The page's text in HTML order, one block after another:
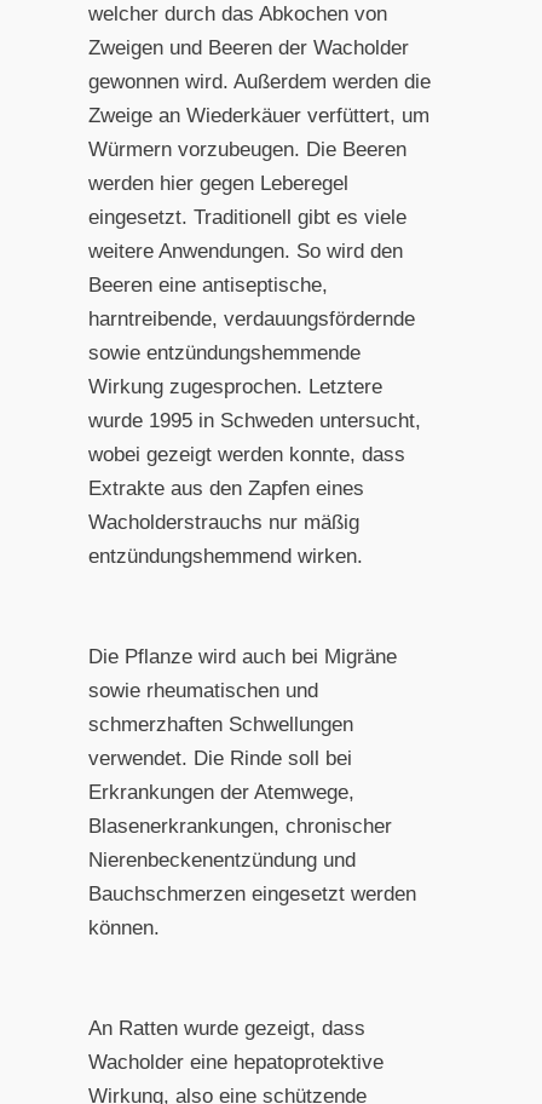
welcher durch das Abkochen von
Zweigen und Beeren der Wacholder
gewonnen wird. Außerdem werden die
Zweige an Wiederkäuer verfüttert, um
Würmern vorzubeugen. Die Beeren
werden hier gegen Leberegel
eingesetzt. Traditionell gibt es viele
weitere Anwendungen. So wird den
Beeren eine antiseptische,
harntreibende, verdauungsfördernde
sowie entzündungshemmende
Wirkung zugesprochen. Letztere
wurde 1995 in Schweden untersucht,
wobei gezeigt werden konnte, dass
Extrakte aus den Zapfen eines
Wacholderstrauchs nur mäßig
entzündungshemmend wirken.
Die Pflanze wird auch bei Migräne
sowie rheumatischen und
schmerzhaften Schwellungen
verwendet. Die Rinde soll bei
Erkrankungen der Atemwege,
Blasenerkrankungen, chronischer
Nierenbeckenentzündung und
Bauchschmerzen eingesetzt werden
können.
An Ratten wurde gezeigt, dass
Wacholder eine hepatoprotektive
Wirkung, also eine schützende